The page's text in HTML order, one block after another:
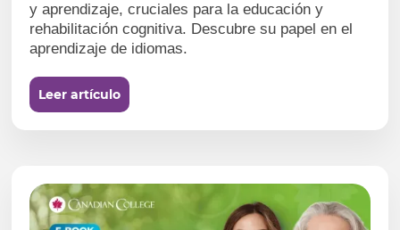
y aprendizaje, cruciales para la educación y
rehabilitación cognitiva. Descubre su papel en el
aprendizaje de idiomas.
Leer artículo